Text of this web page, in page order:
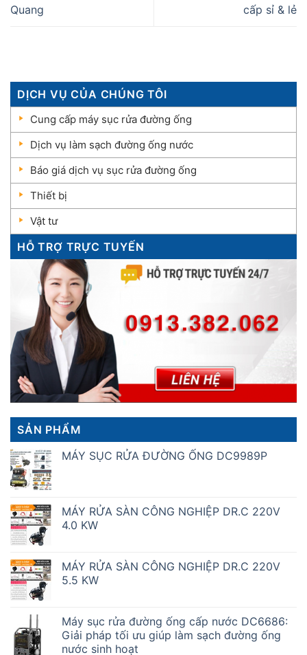
Quang
cấp sỉ & lẻ
DỊCH VỤ CỦA CHÚNG TÔI
Cung cấp máy sục rửa đường ống
Dịch vụ làm sạch đường ống nước
Báo giá dịch vụ sục rửa đường ống
Thiết bị
Vật tư
HỖ TRỢ TRỰC TUYẾN
SẢN PHẨM
MÁY SỤC RỬA ĐƯỜNG ỐNG DC9989P
MÁY RỬA SÀN CÔNG NGHIỆP DR.C 220V
4.0 KW
MÁY RỬA SÀN CÔNG NGHIỆP DR.C 220V
5.5 KW
Máy sục rửa đường ống cấp nước DC6686:
Giải pháp tối ưu giúp làm sạch đường ống
nước sinh hoạt